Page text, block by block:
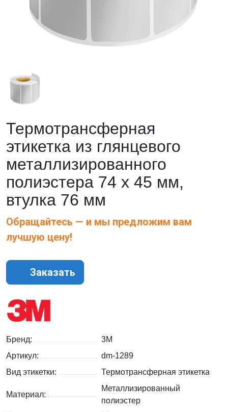
Термотрансферная
этикетка из глянцевого
металлизированного
полиэстера 74 x 45 мм,
втулка 76 мм
Обращайтесь — и мы предложим вам
лучшую цену!
Заказать
Бренд:
3M
Артикул:
dm-1289
Вид этикетки:
Термотрансферная этикетка
Материал:
Металлизированный
полиэстер